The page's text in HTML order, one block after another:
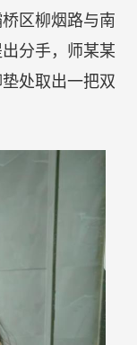
区柳烟路与南
分手，师某某
处取出一把双